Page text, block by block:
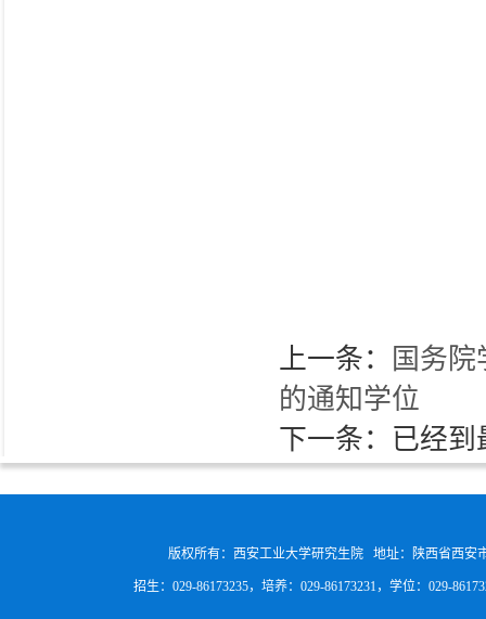
上一条：
国务
的通知学位
下一条：已经
版权所有：西安工业大学研究生院 地址：陕西省西安
招生：029-86173235，培养：029-86173231，学位：029-